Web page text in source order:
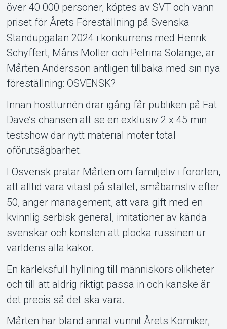
Om Tickster
över 40 000 personer, köptes av SVT och vann
priset för Årets Föreställning på Svenska
Standupgalan 2024 i konkurrens med Henrik
Schyffert, Måns Möller och Petrina Solange, är
Mårten Andersson äntligen tillbaka med sin nya
föreställning: OSVENSK?
Innan höstturnén drar igång får publiken på Fat
Dave’s chansen att se en exklusiv 2 x 45 min
testshow där nytt material möter total
oförutsägbarhet.
I Osvensk pratar Mårten om familjeliv i förorten,
att alltid vara vitast på stället, småbarnsliv efter
50, anger management, att vara gift med en
kvinnlig serbisk general, imitationer av kända
svenskar och konsten att plocka russinen ur
världens alla kakor.
En kärleksfull hyllning till människors olikheter
och till att aldrig riktigt passa in och kanske är
det precis så det ska vara.
Mårten har bland annat vunnit Årets Komiker,